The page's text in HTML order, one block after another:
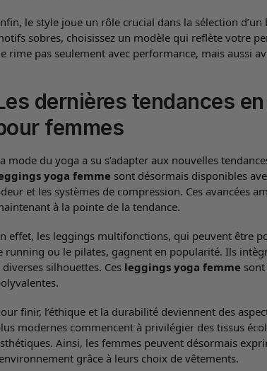
le style joue un rôle crucial dans la sélection
sobres, choisissez un modèle qui reflète votre
rime pas seulement avec performance, mais aussi
dernières tendances
femmes
mode du yoga a su s’adapter aux nouvelles
yoga femme sont désormais disponibles
et les systèmes de compression. Ces avancées
à la pointe de la tendance.
effet, les leggings multifonctions, qui peuvent être
running ou le pilates, gagnent en popularité. Ils
diverses silhouettes. Ces leggings yoga femme
finir, l’éthique et la durabilité deviennent des
modernes commencent à privilégier des tissus
Ainsi, les femmes peuvent désormais
grâce à leurs choix de vêtements.